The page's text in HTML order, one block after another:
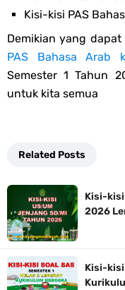
Kisi-kisi PAS
Demikian yang
PAS Bahasa Arab
Semester 1 Tahun
untuk kita semua
Related Posts
Kisi-kisi
2026
Kisi-kisi